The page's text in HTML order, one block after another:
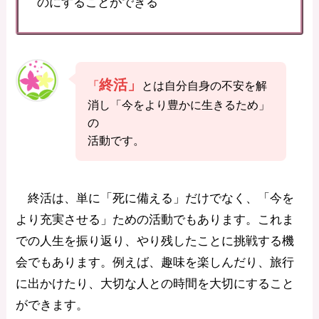
のにすることができる
「終活」
とは自分自身の不安を解
消し「今をより豊かに生きるため」
の
活動です。
終活は、単に「死に備える」だけでなく、「今を
より充実させる」ための活動でもあります。これま
での人生を振り返り、やり残したことに挑戦する機
会でもあります。例えば、趣味を楽しんだり、旅行
に出かけたり、大切な人との時間を大切にすること
ができます。